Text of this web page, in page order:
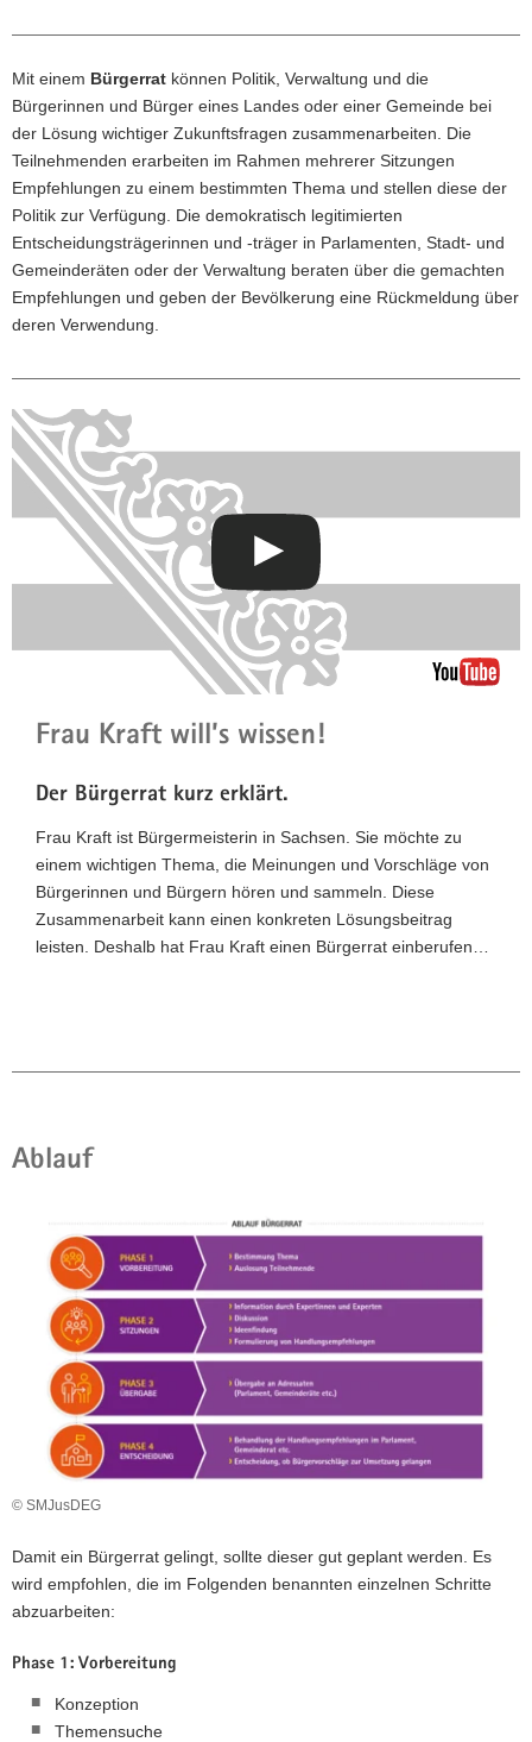
i
g
a
t
i
o
n
Mit einem Bürgerrat können Politik, Verwaltung und die
Bürgerinnen und Bürger eines Landes oder einer Gemeinde bei
der Lösung wichtiger Zukunftsfragen zusammenarbeiten. Die
Teilnehmenden erarbeiten im Rahmen mehrerer Sitzungen
Empfehlungen zu einem bestimmten Thema und stellen diese der
Politik zur Verfügung. Die demokratisch legitimierten
Entscheidungsträgerinnen und -träger in Parlamenten, Stadt- und
Gemeinderäten oder der Verwaltung beraten über die gemachten
Empfehlungen und geben der Bevölkerung eine Rückmeldung über
deren Verwendung.
Schnelleinstieg
der
Portalthemen
Frau Kraft will’s wissen!
Der Bürgerrat kurz erklärt.
Frau Kraft ist Bürgermeisterin in Sachsen. Sie möchte zu
einem wichtigen Thema, die Meinungen und Vorschläge von
Bürgerinnen und Bürgern hören und sammeln. Diese
Zusammenarbeit kann einen konkreten Lösungsbeitrag
leisten. Deshalb hat Frau Kraft einen Bürgerrat einberufen…
Ablauf
© SMJusDEG
Damit ein Bürgerrat gelingt, sollte dieser gut geplant werden. Es
wird empfohlen, die im Folgenden benannten einzelnen Schritte
abzuarbeiten:
Phase 1: Vorbereitung
Konzeption
Themensuche